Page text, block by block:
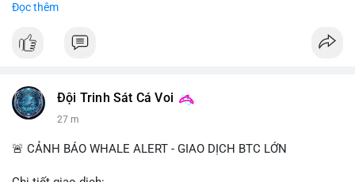
📰 Nguồn: Cointelegraph
Đọc thêm
Đội Trinh Sát Cá Voi
27 m
🚨 CẢNH BÁO WHALE ALERT - GIAO DỊCH BTC LỚN